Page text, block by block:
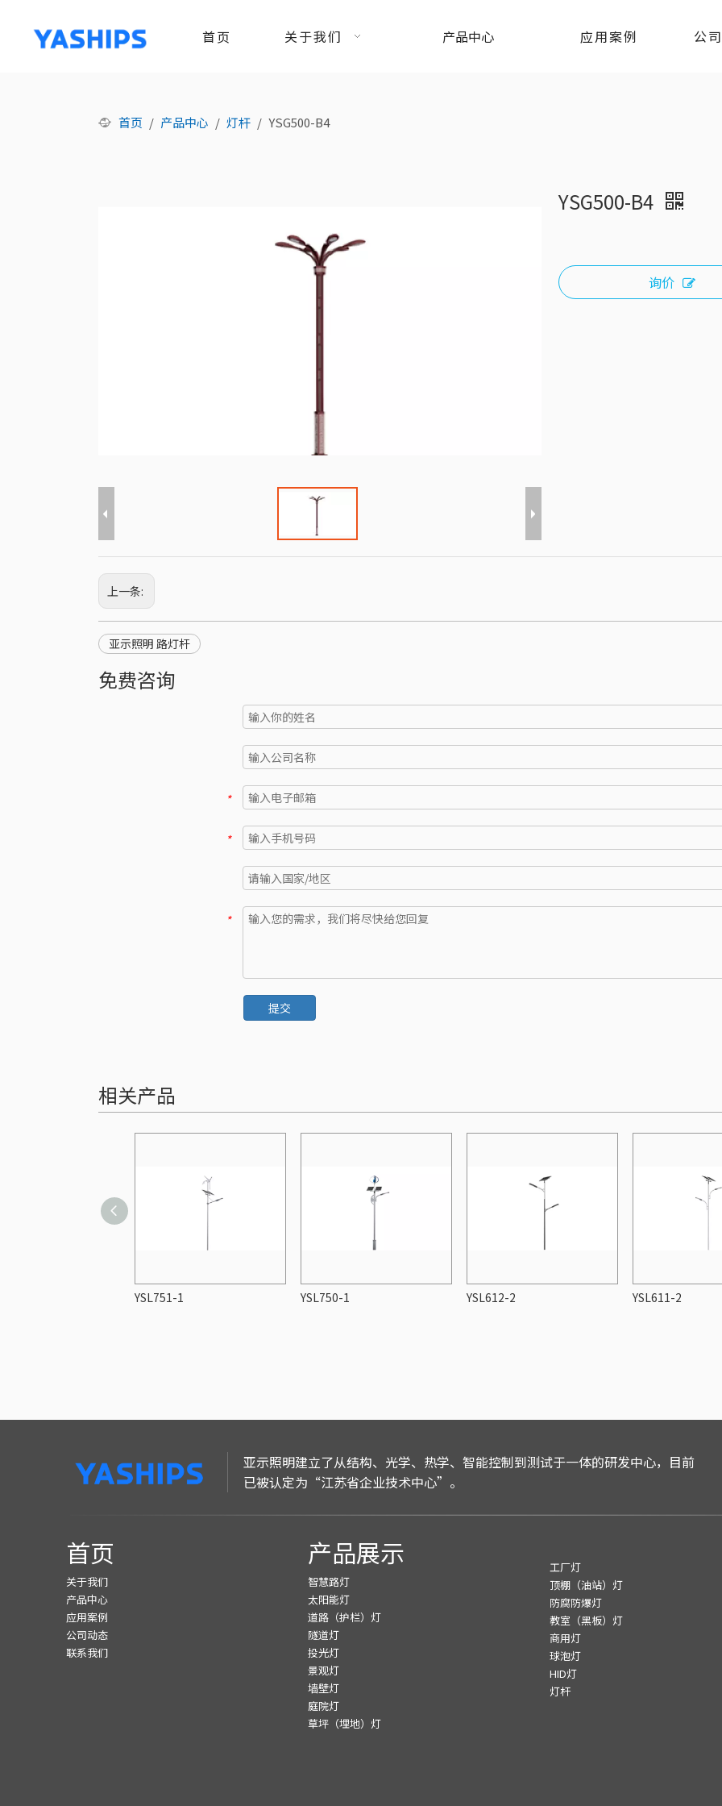
首页 关于我们 产品中心 应用案例 公
首页 / 产品中心 / 灯杆 / YSG500-B4
YSG500-B4
询价
上一条:
亚示照明 路灯杆
免费咨询
*
*
*
提交
相关产品
YSL751-1 YSL750-1 YSL612-2 YSL611-2
亚示照明建立了从结构、光学、热学、智能控制到测试于一体的研发中心，目前
已被认定为“江苏省企业技术中心”。
首页
关于我们
产品中心
应用案例
公司动态
联系我们
产品展示
智慧路灯
太阳能灯
道路（护栏）灯
隧道灯
投光灯
景观灯
墙壁灯
庭院灯
草坪（埋地）灯
工厂灯
顶棚（油站）灯
防腐防爆灯
教室（黑板）灯
商用灯
球泡灯
HID灯
灯杆